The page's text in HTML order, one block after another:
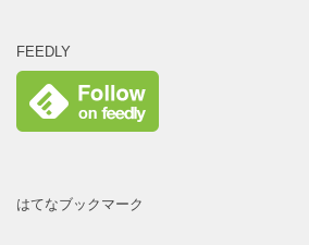
FEEDLY
はてなブックマーク